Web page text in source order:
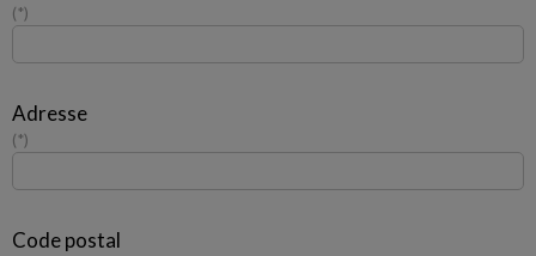
*
Adresse
*
Code postal